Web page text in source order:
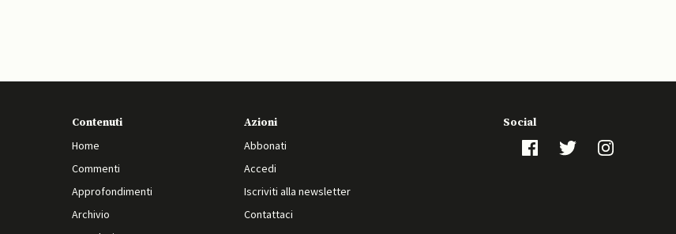
Contenuti
Home
Commenti
Approfondimenti
Archivio
Azioni
Abbonati
Accedi
Iscriviti alla newsletter
Contattaci
Social